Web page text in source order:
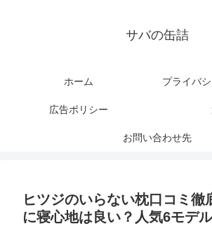
サバの缶詰
ホーム プライバ
広告ポリシー
お問い合わせ先
ヒツジのいらない枕口コミ徹
に寝心地は良い？人気6モデ